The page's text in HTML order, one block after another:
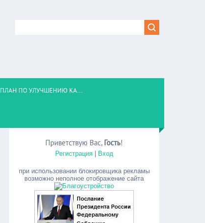
ПЛАН ПО УЛУЧШЕНИЮ КА...
Приветствую Вас, Гость!
Регистрация| Вход
при использовании блокировщика рекламы
возможно неполное отображение сайта